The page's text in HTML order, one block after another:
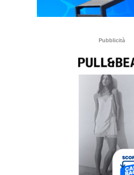
Pubblicità